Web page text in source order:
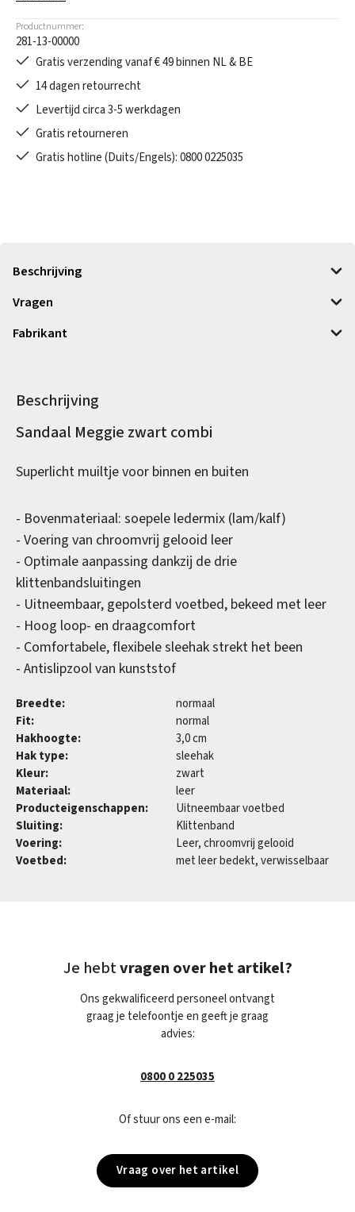
Productnummer:
281-13-00000
Gratis verzending vanaf € 49 binnen NL & BE
14 dagen retourrecht
Levertijd circa 3-5 werkdagen
Gratis retourneren
Gratis hotline (Duits/Engels): 0800 0225035
Beschrijving
Vragen
Fabrikant
Beschrijving
Productinformatie
Sandaal Meggie zwart combi
Superlicht muiltje voor binnen en buiten
- Bovenmateriaal: soepele ledermix (lam/kalf)
- Voering van chroomvrij gelooid leer
- Optimale aanpassing dankzij de drie
klittenbandsluitingen
- Uitneembaar, gepolsterd voetbed, bekeed met leer
- Hoog loop- en draagcomfort
- Comfortabele, flexibele sleehak strekt het been
- Antislipzool van kunststof
Breedte:
normaal
Fit:
normal
Hakhoogte:
3,0 cm
Hak type:
sleehak
Kleur:
zwart
Materiaal:
leer
Producteigenschappen:
Uitneembaar voetbed
Sluiting:
Klittenband
Voering:
Leer, chroomvrij gelooid
Voetbed:
met leer bedekt, verwisselbaar
Je hebtvragen over het artikel?
Ons gekwalificeerd personeel ontvangt
graag je telefoontje en geeft je graag
advies:
0800 0 225035
Of stuur ons een e-mail:
Vraag over het artikel